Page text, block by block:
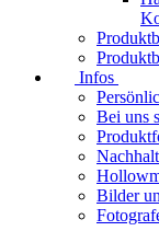
Infos
Bei uns
Bilder